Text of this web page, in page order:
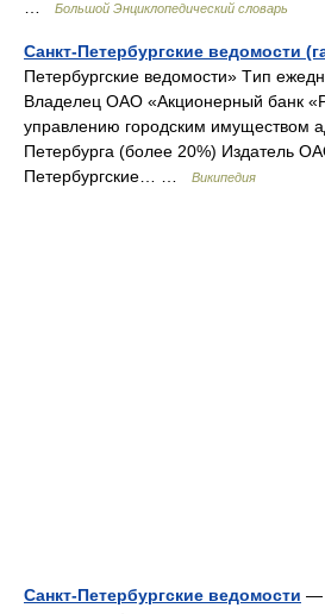
Большой Энциклопедический словарь
Санкт-Петербургские ведомости
Петербургские ведомости» Tип
Владелец ОАО «Акционерный банк
управлению городским имуществом
Петербурга (более 20%) Издатель
Петербургские… …
Википедия
Санкт-Петербургские ведомости —